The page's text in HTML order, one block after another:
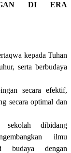
DI ERA
kepada Tuhan
serta berbudaya
secara efektif,
secara optimal dan
sekolah dibidang
ilmu
budaya dengan